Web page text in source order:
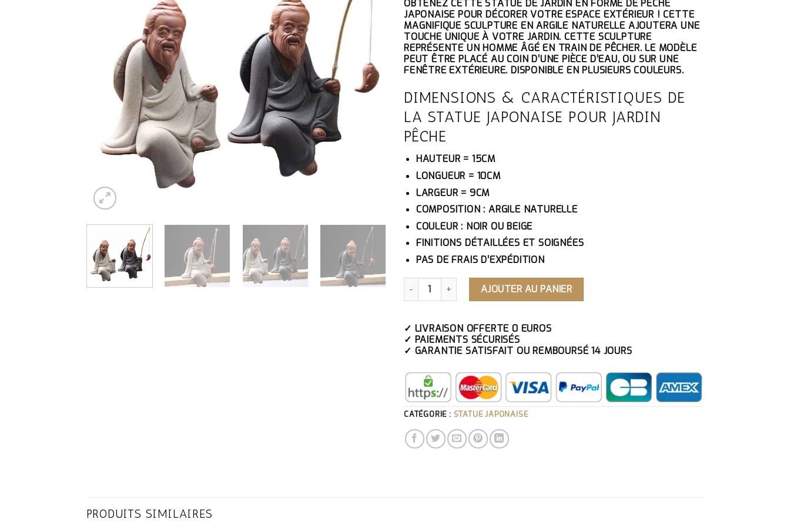
INITIAL
ÉTAIT :
62.10€.
ACTUEL
EST :
59.00€.
OBTENEZ CETTE STATUE DE JARDIN EN FORME DE PÊCHE
JAPONAISE POUR DÉCORER VOTRE ESPACE EXTÉRIEUR ! CETTE
MAGNIFIQUE SCULPTURE EN ARGILE NATURELLE AJOUTERA UNE
TOUCHE UNIQUE À VOTRE JARDIN. CETTE SCULPTURE
REPRÉSENTE UN HOMME ÂGÉ EN TRAIN DE PÊCHER. LE MODÈLE
PEUT ÊTRE PLACÉ AU COIN D’UNE PIÈCE D’EAU, OU SUR UNE
FENÊTRE EXTÉRIEURE. DISPONIBLE EN PLUSIEURS COULEURS.
DIMENSIONS & CARACTÉRISTIQUES DE
LA STATUE JAPONAISE POUR JARDIN
PÊCHE
HAUTEUR = 15CM
LONGUEUR = 10CM
LARGEUR = 9CM
COMPOSITION : ARGILE NATURELLE
COULEUR : NOIR OU BEIGE
FINITIONS DÉTAILLÉES ET SOIGNÉES
PAS DE FRAIS D’EXPÉDITION
QUANTITÉ DE STATUE JAPONAISE POUR JARDIN PÊCHE
AJOUTER AU PANIER
✓ LIVRAISON OFFERTE 0 EUROS
✓ PAIEMENTS SÉCURISÉS
✓ GARANTIE SATISFAIT OU REMBOURSÉ 14 JOURS
CATÉGORIE : STATUE JAPONAISE
PRODUITS SIMILAIRES